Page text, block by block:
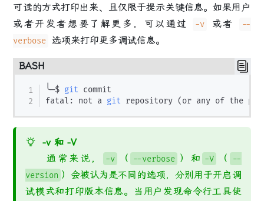
可读的方式打印出来、且仅限于提示关键信息。如果用户
或者开发者想要了解更多，可以通过
-v 或者
--
verbose 选项来打印更多调试信息。
BASH
╰─$ git commit
fatal: not a git repository (or any of the
-v 和 -V
通常来说，
-v （ --verbose ）和 -V （
--
version ）会被认为是不同的选项，分别用于开启调
试模式和打印版本信息。当用户发现命令行工具使